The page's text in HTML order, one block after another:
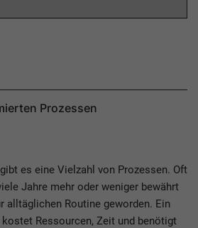
Prozessen
es eine Vielzahl von Prozessen. Oft
Jahre mehr oder weniger bewährt
alltäglichen Routine geworden. Ein
Ressourcen, Zeit und benötigt